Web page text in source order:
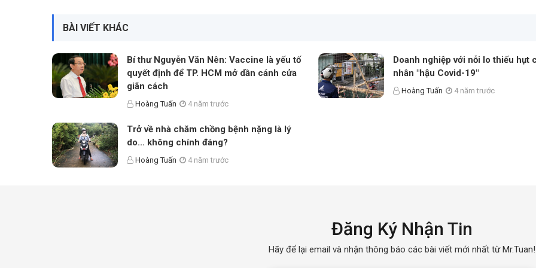
BÀI VIẾT KHÁC
Bí thư Nguyễn Văn Nên: Vaccine là yếu tố
quyết định để TP. HCM mở dần cánh cửa
giãn cách
Hoàng Tuấn 4 năm trước
Doanh nghiệp với nỗi lo thiếu hụt
nhân "hậu Covid-19"
Hoàng Tuấn 4 năm trước
Trở về nhà chăm chồng bệnh nặng là lý
do... không chính đáng?
Hoàng Tuấn 4 năm trước
Đăng Ký Nhận Tin
Hãy để lại email và nhận thông báo các bài viết mới nhất từ Mr.Tuan!